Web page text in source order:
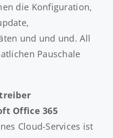
die Konfiguration,
und und und. All
Pauschale
Office 365
Cloud-Services ist